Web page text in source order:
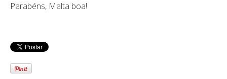
Parabéns, Malta boa!